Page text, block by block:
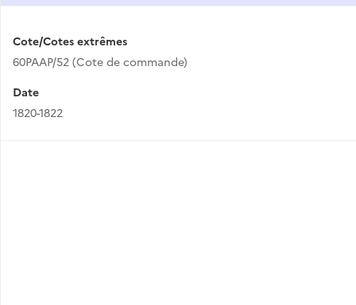
Cote/Cotes extrêmes
60PAAP/52 (Cote de commande)
Date
1820-1822